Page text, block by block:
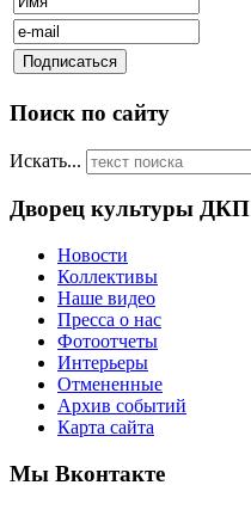
Поиск по сайту
Искать...
Дворец культуры ДКП
Новости
Коллективы
Наше видео
Пресса о нас
Фотоотчеты
Интерьеры
Отмененные
Архив событий
Карта сайта
Мы Вконтакте